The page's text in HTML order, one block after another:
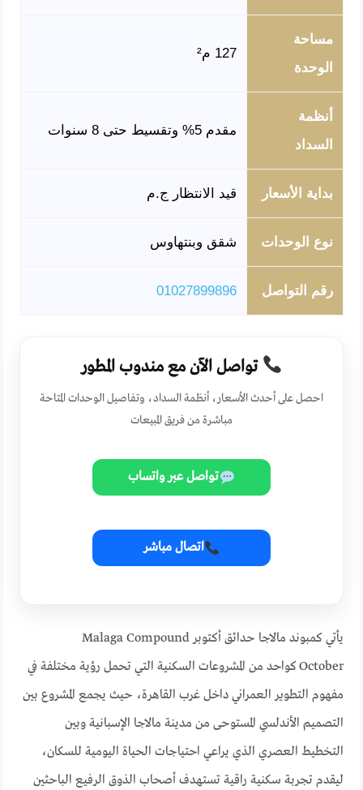
مساحة
الوحدة
127 م²
أنظمة
السداد
مقدم 5% وتقسيط حتى 8 سنوات
بداية الأسعار قيد الانتظار ج.م
نوع الوحدات شقق وبنتهاوس
رقم التواصل 01027899896
تواصل الآن مع مندوب المطور
احصل على أحدث الأسعار، أنظمة السداد، وتفاصيل الوحدات المتاحة
مباشرة من فريق المبيعات
تواصل عبر واتساب
اتصال مباشر
يأتي كمبوند مالاجا حدائق أكتوبر Malaga Compound
October كواحد من المشروعات السكنية التي تحمل رؤية مختلفة في
مفهوم التطوير العمراني داخل غرب القاهرة، حيث يجمع المشروع بين
التصميم الأندلسي المستوحى من مدينة مالاجا الإسبانية وبين
التخطيط العصري الذي يراعي احتياجات الحياة اليومية للسكان،
ليقدم تجربة سكنية راقية تستهدف أصحاب الذوق الرفيع الباحثين